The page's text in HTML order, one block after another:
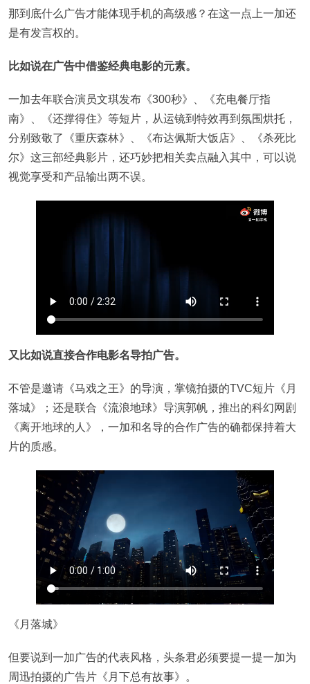
那到底什么广告才能体现手机的高级感？在这一点上一加还
是有发言权的。
比如说在广告中借鉴经典电影的元素。
一加去年联合演员文琪发布《300秒》、《充电餐厅指
南》、《还撑得住》等短片，从运镜到特效再到氛围烘托，
分别致敬了《重庆森林》、《布达佩斯大饭店》、《杀死比
尔》这三部经典影片，还巧妙把相关卖点融入其中，可以说
视觉享受和产品输出两不误。
又比如说直接合作电影名导拍广告。
不管是邀请《马戏之王》的导演，掌镜拍摄的TVC短片《月
落城》；还是联合《流浪地球》导演郭帆，推出的科幻网剧
《离开地球的人》，一加和名导的合作广告的确都保持着大
片的质感。
《月落城》
但要说到一加广告的代表风格，头条君必须要提一提一加为
周迅拍摄的广告片《月下总有故事》。